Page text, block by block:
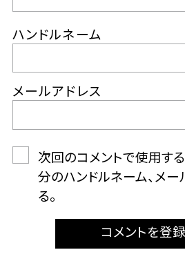
ハンドルネーム
メールアドレス
次回のコメントで使用す
分のハンドルネーム、メ
る。
コメントを登